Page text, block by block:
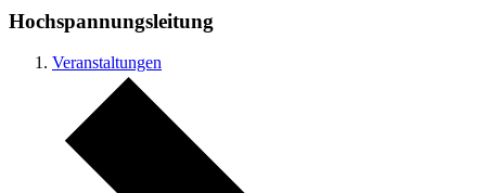
Hochspannungsleitung
Veranstaltungen